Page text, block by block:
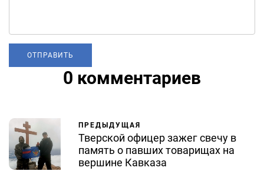
0 комментариев
ПРЕДЫДУЩАЯ
Тверской офицер зажег свечу в
память о павших товарищах на
вершине Кавказа